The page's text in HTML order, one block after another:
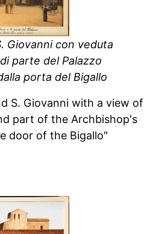
Giovanni con veduta
parte del Palazzo
porta del Bigallo
S. Giovanni with a view of
part of the Archbishop's
door of the Bigallo"